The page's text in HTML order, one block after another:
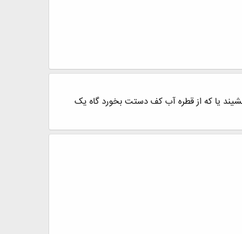
یا که از قطره آب کف دستت بخورد گاه یک